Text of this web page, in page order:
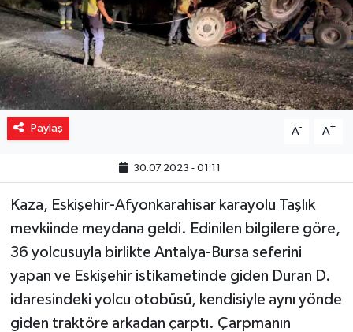
Paylaş A- A+
30.07.2023 - 01:11
Kaza, Eskişehir-Afyonkarahisar karayolu Taşlık
mevkiinde meydana geldi. Edinilen bilgilere göre,
36 yolcusuyla birlikte Antalya-Bursa seferini
yapan ve Eskişehir istikametinde giden Duran D.
idaresindeki yolcu otobüsü, kendisiyle aynı yönde
giden traktöre arkadan çarptı. Çarpmanın